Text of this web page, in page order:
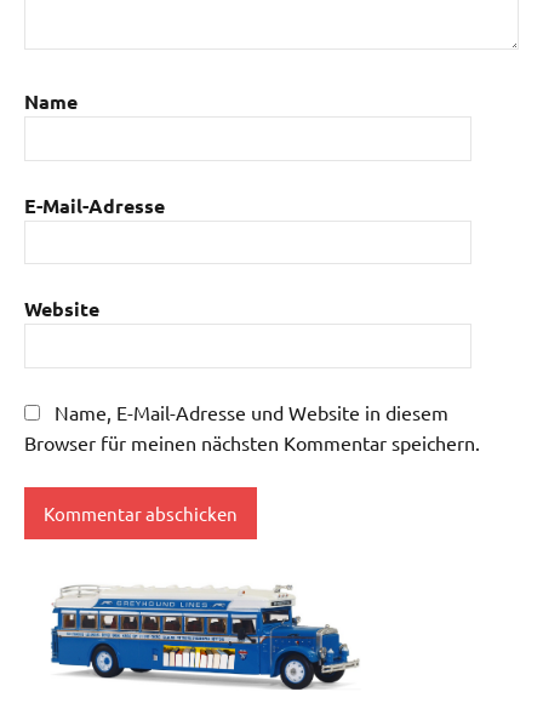
Name
E-Mail-Adresse
Website
Name, E-Mail-Adresse und Website in diesem
Browser für meinen nächsten Kommentar speichern.